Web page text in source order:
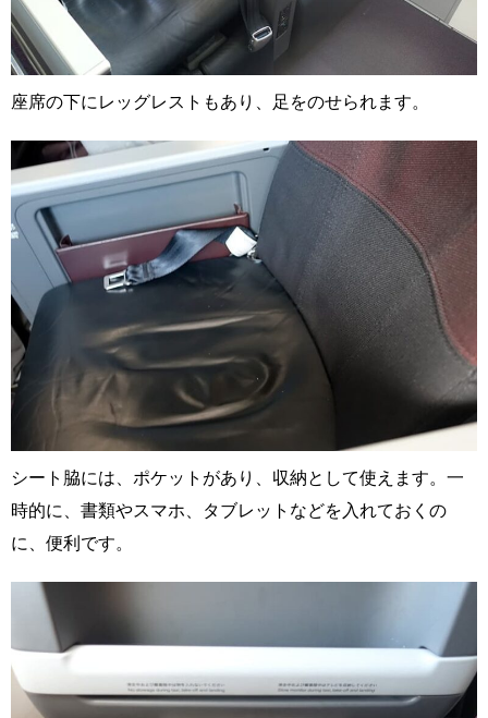
座席の下にレッグレストもあり、足をのせられます。
シート脇には、ポケットがあり、収納として使えます。一
時的に、書類やスマホ、タブレットなどを入れておくの
に、便利です。